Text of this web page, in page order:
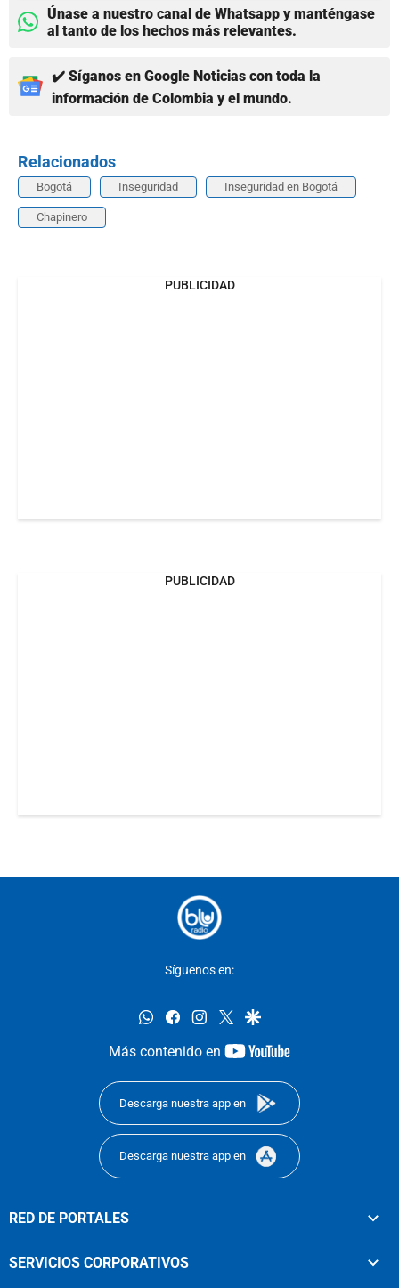
Únase a nuestro canal de Whatsapp y manténgase
al tanto de los hechos más relevantes.
✔️ Síganos en Google Noticias con toda la
información de Colombia y el mundo.
Relacionados
Bogotá Inseguridad Inseguridad en Bogotá
Chapinero
PUBLICIDAD
PUBLICIDAD
Síguenos en:
whatsappfacebookinstagram
twittergoogle
Más contenido en
youtube-
Descarga nuestra app en
Descarga nuestra app en
RED DE PORTALES
SERVICIOS CORPORATIVOS